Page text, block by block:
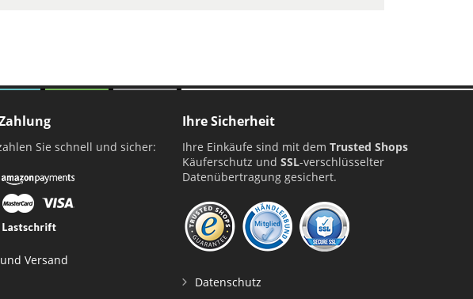
Sie schnell und sicher:
Versand
Ihre Sicherheit
Ihre Einkäufe sind mit dem Trusted Shops
Käuferschutz und SSL-verschlüsselter
Datenübertragung gesichert.
Datenschutz